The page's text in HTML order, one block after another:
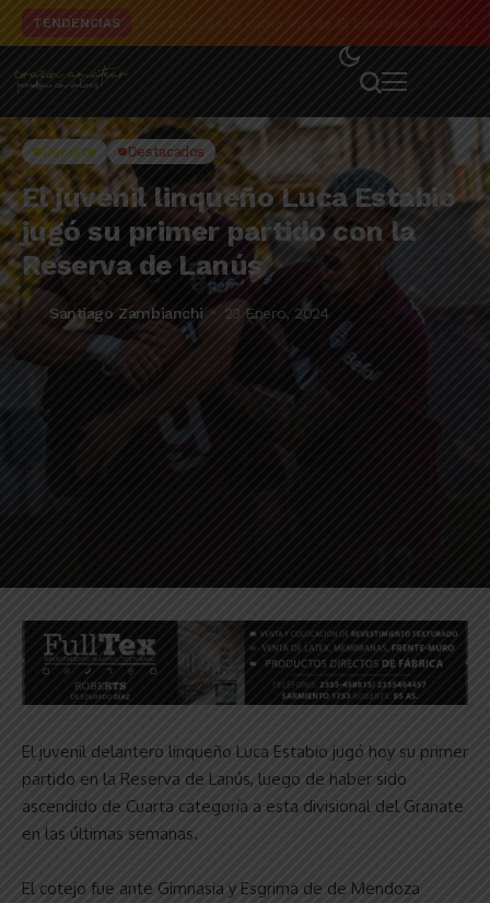
TENDENCIAS
Deporte Destacados
El juvenil linqueño Luca Estabio
jugó su primer partido con la
Reserva de Lanús
Santiago Zambianchi 23 Enero, 2024
El juvenil delantero linqueño Luca Estabio jugó hoy su primer
partido en la Reserva de Lanús, luego de haber sido
ascendido de Cuarta categoría a esta divisional del Granate
en las últimas semanas.
El cotejo fue ante Gimnasia y Esgrima de de Mendoza